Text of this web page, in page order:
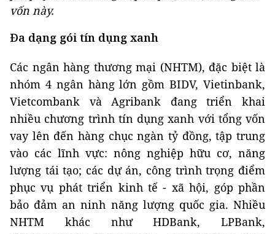
vốn này.
Đa dạng gói tín dụng xanh
Các ngân hàng thương mại (NHTM), đặc biệt là
nhóm 4 ngân hàng lớn gồm BIDV, Vietinbank,
Vietcombank và Agribank đang triển khai
nhiều chương trình tín dụng xanh với tổng vốn
vay lên đến hàng chục ngàn tỷ đồng, tập trung
vào các lĩnh vực: nông nghiệp hữu cơ, năng
lượng tái tạo; các dự án, công trình trọng điểm
phục vụ phát triển kinh tế - xã hội, góp phần
bảo đảm an ninh năng lượng quốc gia. Nhiều
NHTM khác như HDBank, LPBank,